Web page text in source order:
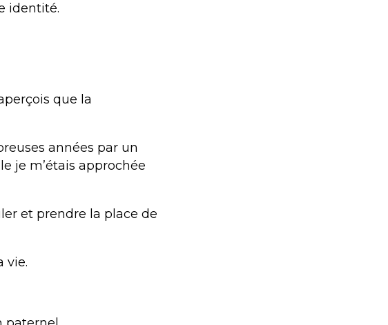
identité.
que la
années par un
je m’étais approchée
et prendre la place de
vie.